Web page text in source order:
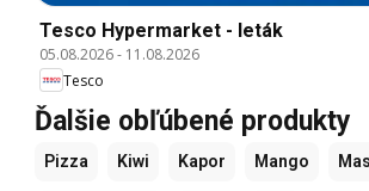
Tesco Hypermarket - leták
05.08.2026- 11.08.2026
Tesco
Ďalšie obľúbené produkty
Pizza Kiwi Kapor Mango